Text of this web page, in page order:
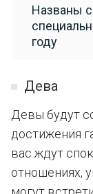
Названы
году
Дева
Девы будут
достижения
вас ждут
отношениях,